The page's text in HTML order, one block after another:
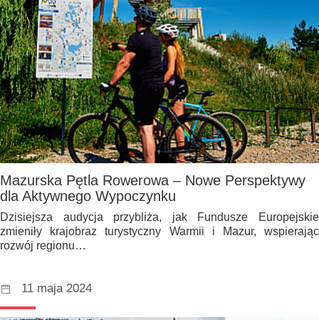
Mazurska Pętla Rowerowa – Nowe Perspektywy
dla Aktywnego Wypoczynku
Dzisiejsza audycja przybliża, jak Fundusze Europejskie
zmieniły krajobraz turystyczny Warmii i Mazur, wspierając
rozwój regionu…
11 maja 2024